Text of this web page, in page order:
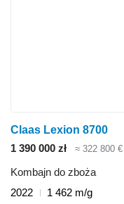
Claas Lexion 8700
1 390 000 zł
≈ 322 800 €
Kombajn do zboża
2022
1 462 m/g